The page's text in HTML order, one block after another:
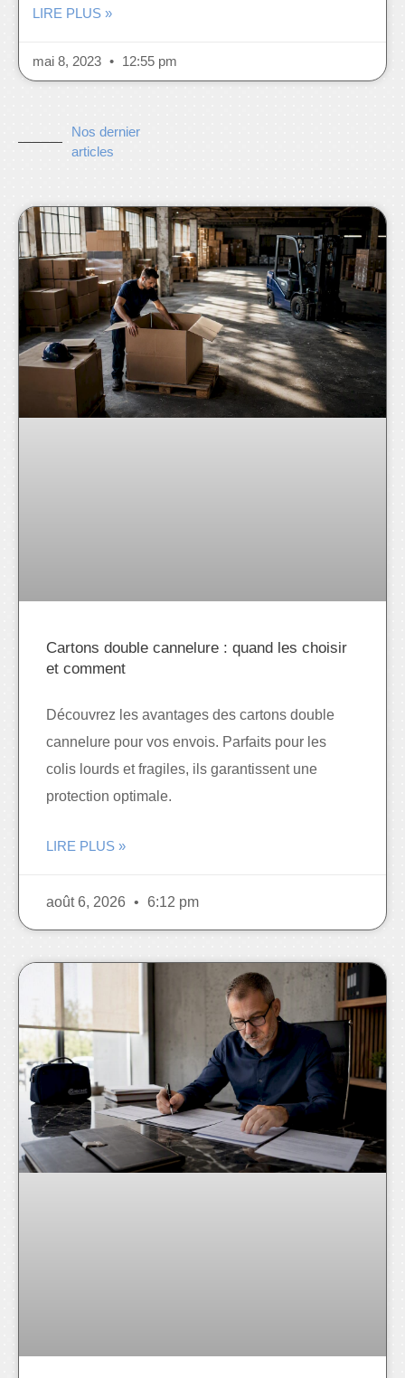
LIRE PLUS »
mai 8, 2023 12:55 pm
Nos dernier
articles
Cartons double cannelure : quand les choisir
et comment
Découvrez les avantages des cartons double
cannelure pour vos envois. Parfaits pour les
colis lourds et fragiles, ils garantissent une
protection optimale.
LIRE PLUS »
août 6, 2026 6:12 pm